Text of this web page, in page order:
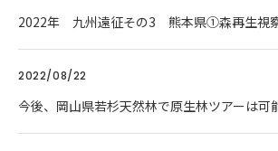
2022年 九州遠征その3 熊本県①森再生視
2022/08/22
今後、岡山県若杉天然林で原生林ツアーは可